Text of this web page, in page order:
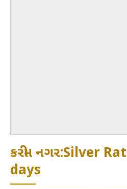
કરીમ નગર:Silver
days